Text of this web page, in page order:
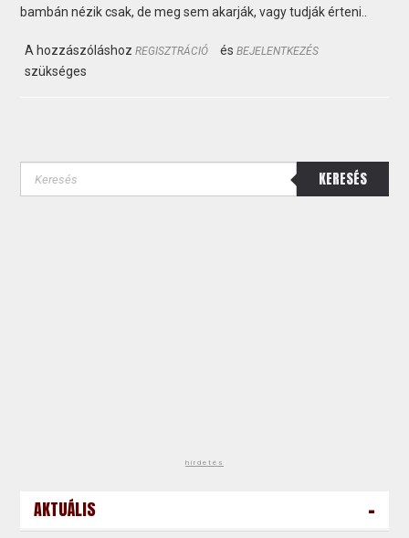
bambán nézik csak, de meg sem akarják, vagy tudják érteni..
A hozzászóláshozREGISZTRÁCIÓ ésBEJELENTKEZÉS
szükséges
KERESÉS
hirdetés
AKTUÁLIS -